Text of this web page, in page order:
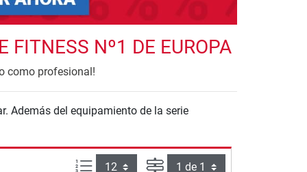
FITNESS Nº1 DE EUROPA
como profesional!
Además del equipamiento de la serie
Artículos por página:
Página